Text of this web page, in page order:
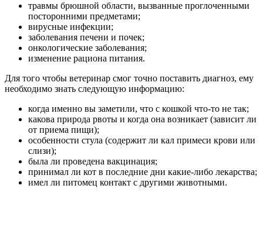
травмы брюшной области, вызванные проглоченными
посторонними предметами;
вирусные инфекции;
заболевания печени и почек;
онкологические заболевания;
изменение рациона питания.
Для того чтобы ветеринар смог точно поставить диагноз, ему
необходимо знать следующую информацию:
когда именно вы заметили, что с кошкой что-то не так;
какова природа рвоты и когда она возникает (зависит ли
от приема пищи);
особенности стула (содержит ли кал примеси крови или
слизи);
была ли проведена вакцинация;
принимал ли кот в последние дни какие-либо лекарства;
имел ли питомец контакт с другими животными.